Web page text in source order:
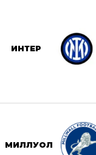
ИНТЕР
МИЛЛУОЛ